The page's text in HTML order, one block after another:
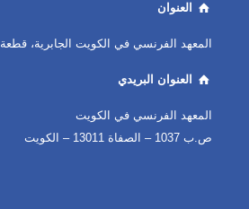
العنوان
المعهد الفرنسي في الكويت الجابرية، قطعة 12، شارع 6، فيلا 41
العنوان البريدي
المعهد الفرنسي في الكويت
ص.ب 1037 – الصفاة 13011 – الكويت